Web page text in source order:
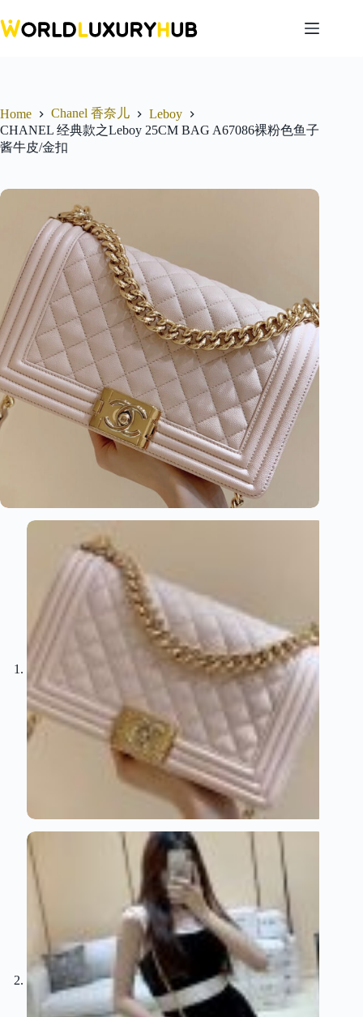
to
content
Home Chanel 香奈儿
Leboy
CHANEL 经典款之Leboy 25CM BAG A67086裸粉色鱼子
酱牛皮/金扣